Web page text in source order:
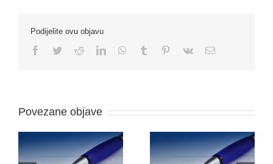
Podijelite ovu objavu
Facebook
TwitterRedditLinkedInWhatsApp
Tumblr Pinterest
Vk Email:
Povezane objave